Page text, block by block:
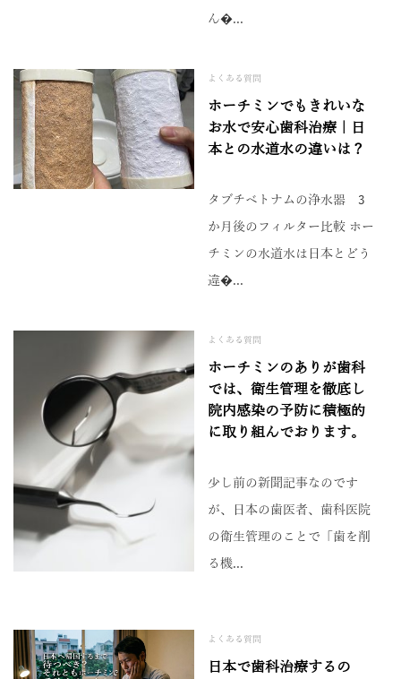
ん�...
よくある質問
ホーチミンでもきれいな
お水で安心歯科治療｜日
本との水道水の違いは？
タブチベトナムの浄水器 3
か月後のフィルター比較 ホー
チミンの水道水は日本とどう
違�...
よくある質問
ホーチミンのありが歯科
では、衛生管理を徹底し
院内感染の予防に積極的
に取り組んでおります。
少し前の新聞記事なのです
が、日本の歯医者、歯科医院
の衛生管理のことで「歯を削
る機...
よくある質問
日本で歯科治療するの